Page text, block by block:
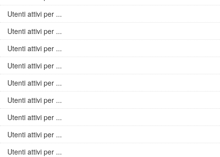
Utenti attivi per ...
Utenti attivi per ...
Utenti attivi per ...
Utenti attivi per ...
Utenti attivi per ...
Utenti attivi per ...
Utenti attivi per ...
Utenti attivi per ...
Utenti attivi per ...